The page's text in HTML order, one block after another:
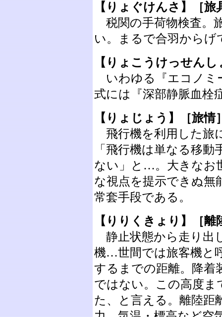
【りょぐけんさ】［旅
税関の手荷物検査。
い。まるで合羽からげ
【りょこうけっせん
いわゆる『エコノミ
式には『深部静脈血栓
【りょじょう】［旅情
飛行機を利用した旅
「飛行機は単なる移
ない」と…。大きなお
な視点を提示できぬ無
常套手段である。
【りりくきょり】［離
静止状態から走り出
機…世間では旅客機と
するまでの距離。降着
ではない。この高度ま
た、と言える。離陸距